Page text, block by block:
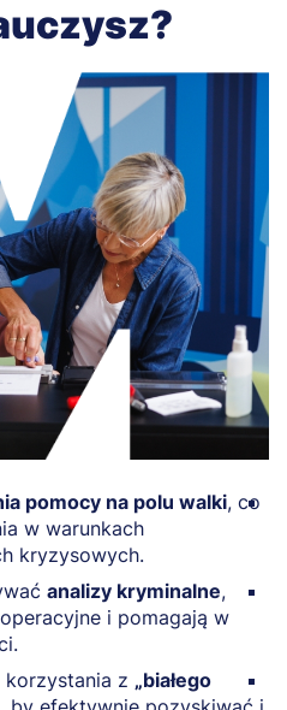
pomocy na polu walki, co
w warunkach
kryzysowych.
analizy kryminalne,
i pomagają w
korzystania z „białego